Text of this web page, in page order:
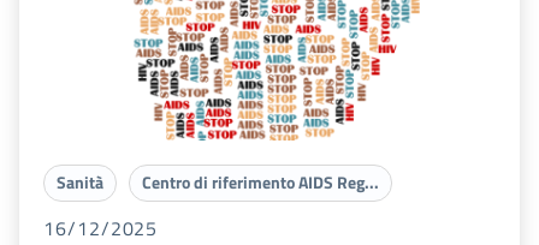
Sanità Centro di riferimento AIDS Reg...
16/12/2025